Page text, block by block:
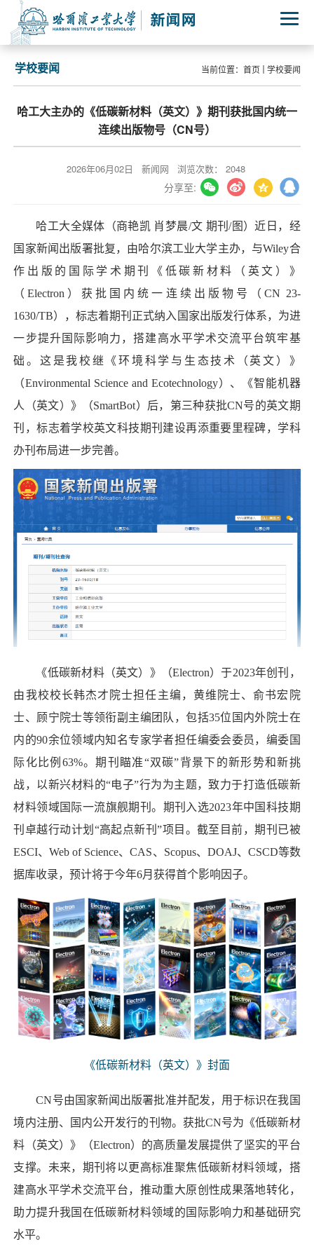
当前位置： 首页 学校要闻
学校要闻
哈工大主办的《低碳新材料（英文）》期刊获批国内统一
连续出版物号（CN号）
2026年06月02日 新闻网 浏览次数： 2048
分享至:
哈工大全媒体（商艳凯 肖梦晨/文 期刊/图）近日，经
国家新闻出版署批复，由哈尔滨工业大学主办，与Wiley合
作出版的国际学术期刊《低碳新材料（英文）》
（Electron）获批国内统一连续出版物号（CN 23-
1630/TB），标志着期刊正式纳入国家出版发行体系，为进
一步提升国际影响力，搭建高水平学术交流平台筑牢基
础。这是我校继《环境科学与生态技术（英文）》
（Environmental Science and Ecotechnology）、《智能机器
人（英文）》（SmartBot）后，第三种获批CN号的英文期
刊，标志着学校英文科技期刊建设再添重要里程碑，学科
办刊布局进一步完善。
《低碳新材料（英文）》（Electron）于2023年创刊，
由我校校长韩杰才院士担任主编，黄维院士、俞书宏院
士、顾宁院士等领衔副主编团队，包括35位国内外院士在
内的90余位领域内知名专家学者担任编委会委员，编委国
际化比例63%。期刊瞄准“双碳”背景下的新形势和新挑
战，以新兴材料的“电子”行为为主题，致力于打造低碳新
材料领域国际一流旗舰期刊。期刊入选2023年中国科技期
刊卓越行动计划“高起点新刊”项目。截至目前，期刊已被
ESCI、Web of Science、CAS、Scopus、DOAJ、CSCD等数
据库收录，预计将于今年6月获得首个影响因子。
《低碳新材料（英文）》封面
CN号由国家新闻出版署批准并配发，用于标识在我国
境内注册、国内公开发行的刊物。获批CN号为《低碳新材
料（英文）》（Electron）的高质量发展提供了坚实的平台
支撑。未来，期刊将以更高标准聚焦低碳新材料领域，搭
建高水平学术交流平台，推动重大原创性成果落地转化，
助力提升我国在低碳新材料领域的国际影响力和基础研究
水平。